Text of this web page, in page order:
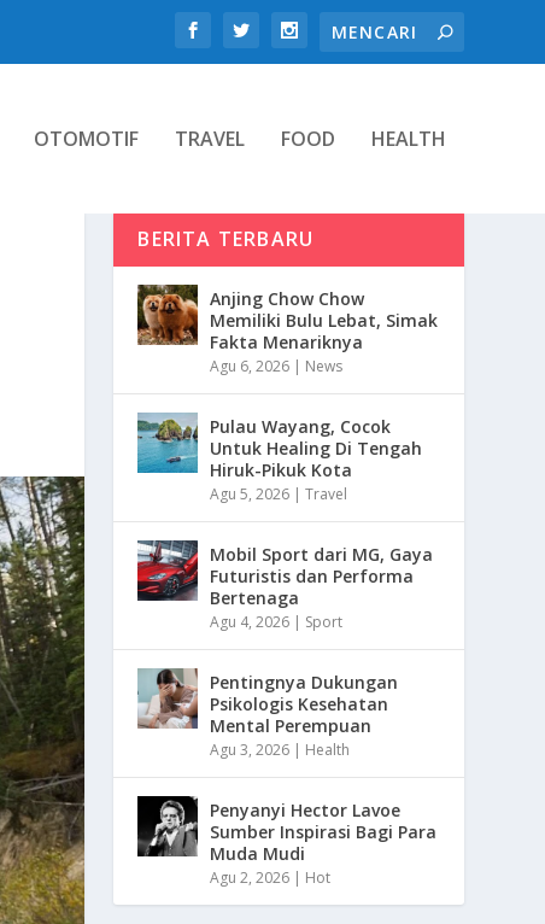
OTOMOTIF TRAVEL FOOD HEALTH
BERITA TERBARU
Anjing Chow Chow
Memiliki Bulu Lebat, Simak
Fakta Menariknya
Agu 6, 2026 | News
Pulau Wayang, Cocok
Untuk Healing Di Tengah
Hiruk-Pikuk Kota
Agu 5, 2026 |Travel
Mobil Sport dari MG, Gaya
Futuristis dan Performa
Bertenaga
Agu 4, 2026 | Sport
Pentingnya Dukungan
Psikologis Kesehatan
Mental Perempuan
Agu 3, 2026 | Health
Penyanyi Hector Lavoe
Sumber Inspirasi Bagi Para
Muda Mudi
Agu 2, 2026 | Hot